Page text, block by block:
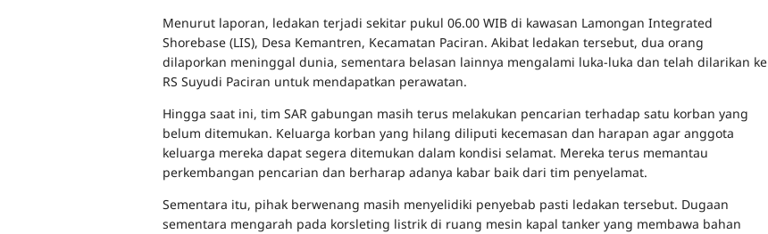
Menurut laporan, ledakan terjadi sekitar pukul 06.00 WIB di kawasan Lamongan Integrated
Shorebase (LIS), Desa Kemantren, Kecamatan Paciran. Akibat ledakan tersebut, dua orang
dilaporkan meninggal dunia, sementara belasan lainnya mengalami luka-luka dan telah dilarikan ke
RS Suyudi Paciran untuk mendapatkan perawatan.
Hingga saat ini, tim SAR gabungan masih terus melakukan pencarian terhadap satu korban yang
belum ditemukan. Keluarga korban yang hilang diliputi kecemasan dan harapan agar anggota
keluarga mereka dapat segera ditemukan dalam kondisi selamat. Mereka terus memantau
perkembangan pencarian dan berharap adanya kabar baik dari tim penyelamat.
Sementara itu, pihak berwenang masih menyelidiki penyebab pasti ledakan tersebut. Dugaan
sementara mengarah pada korsleting listrik di ruang mesin kapal tanker yang membawa bahan